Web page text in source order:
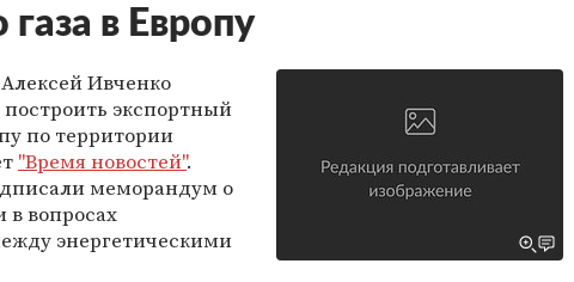
газа в Европу
Ивченко
экспортный
по территории
"Время новостей".
меморандум о
вопросах
энергетическими